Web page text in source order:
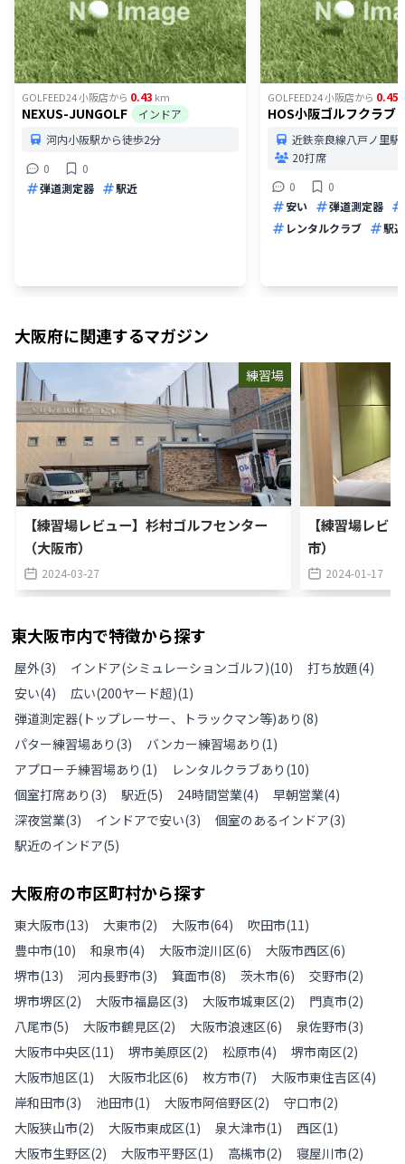
GOLFEED24 小阪店から 0.43 km
NEXUS-JUNGOLF
インドア
河内小阪駅から徒歩2分
0
0
弾道測定器
駅近
GOLFEED24 小阪店から 0.45
HOS小阪ゴルフクラブ
近鉄奈良線八戸ノ里駅
20打席
0
0
安い
弾道測定器
レンタルクラブ
駅近
大阪府に関連するマガジン
練習場
【練習場レビュー】杉村ゴルフセンター
（大阪市）
2024-03-27
【練習場レビ
市）
2024-01-17
東大阪市内で特徴から探す
屋外(3) インドア(シミュレーションゴルフ)(10) 打ち放題(4)
安い(4) 広い(200ヤード超)(1)
弾道測定器(トップレーサー、トラックマン等)あり (8)
パター練習場あり (3) バンカー練習場あり (1)
アプローチ練習場あり (1) レンタルクラブあり (10)
個室打席あり (3) 駅近(5) 24時間営業(4) 早朝営業(4)
深夜営業(3) インドアで安い(3) 個室のあるインドア(3)
駅近のインドア(5)
大阪府の市区町村から探す
東大阪市(13) 大東市(2) 大阪市(64) 吹田市(11)
豊中市(10) 和泉市(4) 大阪市淀川区(6) 大阪市西区(6)
堺市(13) 河内長野市(3) 箕面市(8) 茨木市(6) 交野市(2)
堺市堺区(2) 大阪市福島区(3) 大阪市城東区(2) 門真市(2)
八尾市(5) 大阪市鶴見区(2) 大阪市浪速区(6) 泉佐野市(3)
大阪市中央区(11) 堺市美原区(2) 松原市(4) 堺市南区(2)
大阪市旭区(1) 大阪市北区(6) 枚方市(7) 大阪市東住吉区(4)
岸和田市(3) 池田市(1) 大阪市阿倍野区(2) 守口市(2)
大阪狭山市(2) 大阪市東成区(1) 泉大津市(1) 西区(1)
大阪市生野区(2) 大阪市平野区(1) 高槻市(2) 寝屋川市(2)